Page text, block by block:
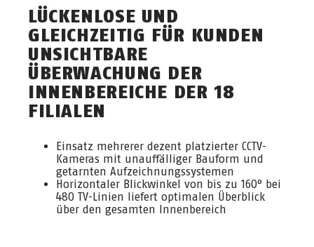
LÜCKENLOSE UND
GLEICHZEITIG FÜR KUNDEN
UNSICHTBARE
ÜBERWACHUNG DER
INNENBEREICHE DER 18
FILIALEN
Einsatz mehrerer dezent platzierter CCTV-
Kameras mit unauffälliger Bauform und
getarnten Aufzeichnungssystemen
Horizontaler Blickwinkel von bis zu 160° bei
480 TV-Linien liefert optimalen Überblick
über den gesamten Innenbereich